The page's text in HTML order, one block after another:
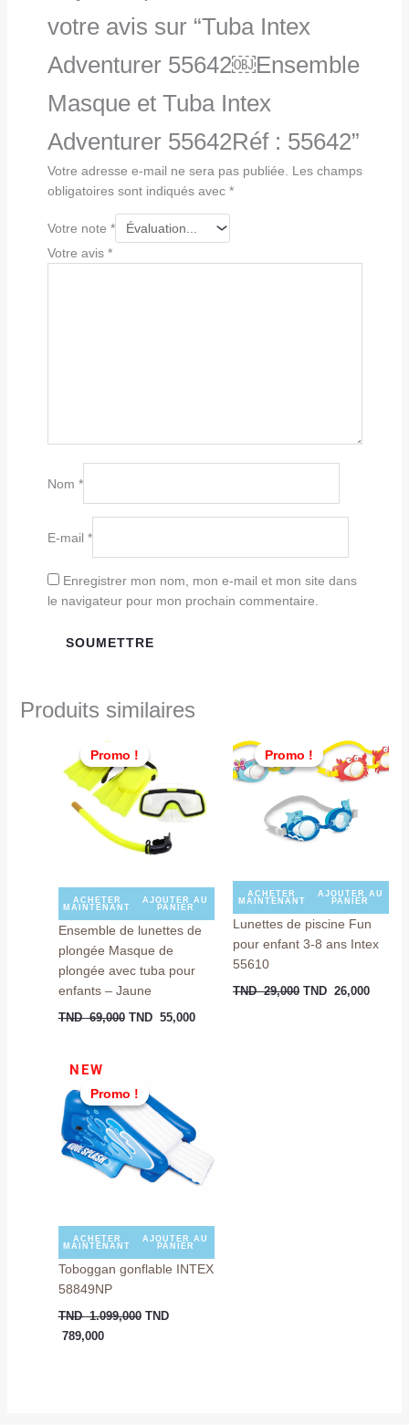
votre avis sur “Tuba Intex
Adventurer 55642￼Ensemble
Masque et Tuba Intex
Adventurer 55642Réf : 55642”
Votre adresse e-mail ne sera pas publiée. Les champs
obligatoires sont indiqués avec *
Votre note *
Votre avis *
Nom *
E-mail *
Enregistrer mon nom, mon e-mail et mon site dans
le navigateur pour mon prochain commentaire.
Produits similaires
Promo !
Promo !
ACHETER
MAINTENANT
AJOUTER AU
PANIER
Ensemble de lunettes de
plongée Masque de
plongée avec tuba pour
enfants – Jaune
TND69,000
initial
était :
TND
69,000.
TND 55,000
55,000.
Promo !
Promo !
ACHETER
MAINTENANT
AJOUTER AU
PANIER
Lunettes de piscine Fun
pour enfant 3-8 ans Intex
55610
TND29,000
initial
était :
29,000.
TND 26,000
actuel
est :
Promo !
NEW
Promo !
ACHETER
MAINTENANT
AJOUTER AU
PANIER
Toboggan gonflable INTEX
58849NP
TND1.099,000
initial
était :
TND
1.099,000.
TND
789,000
actuel
est :
TND
789,000.